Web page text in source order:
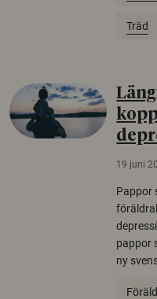
Träd
19 juni
Pappor
pappor
ny